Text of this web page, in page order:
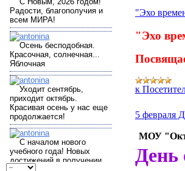
"Эхо
"Эхо
к
5 февраля
МОУ
День